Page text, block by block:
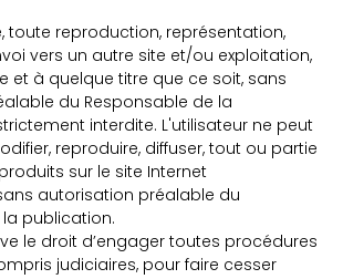
toute reproduction, représentation,
vers un autre site et/ou exploitation,
et à quelque titre que ce soit, sans
du Responsable de la
interdite. L'utilisateur ne peut
reproduire, diffuser, tout ou partie
sur le site Internet
autorisation préalable du
publication.
le droit d’engager toutes procédures
judiciaires, pour faire cesser